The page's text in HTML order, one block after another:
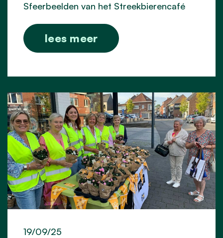
Sfeerbeelden van het Streekbierencafé
lees meer
19/09/25